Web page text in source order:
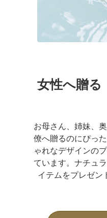
女性へ贈る
お母さん、姉妹、
僚へ贈るのにぴっ
ゃれなデザインの
ています。ナチュ
イテムをプレゼン